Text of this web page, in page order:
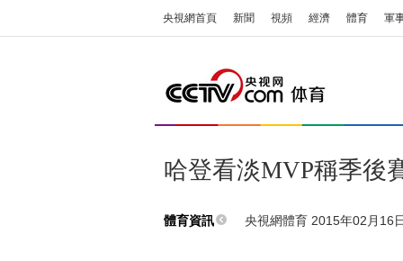
央視網首頁 新聞 視頻 經濟 體育 軍
哈登看淡MVP稱季後
體育資訊 央視網體育 2015年02月16